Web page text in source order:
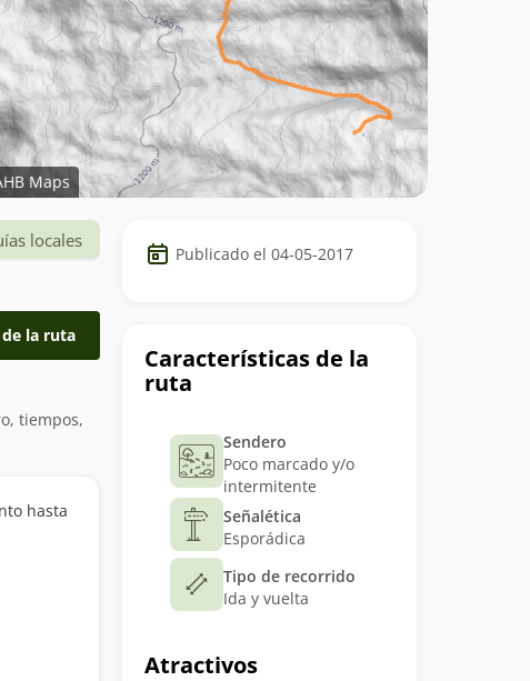
Maps
Datos
del Publicado el 04-05-2017
Características de la
ruta
Sendero
Poco marcado y/o
intermitente
Señalética
Esporádica
Tipo de recorrido
Ida y vuelta
Atractivos
locales
de la ruta
tiempos,
hasta